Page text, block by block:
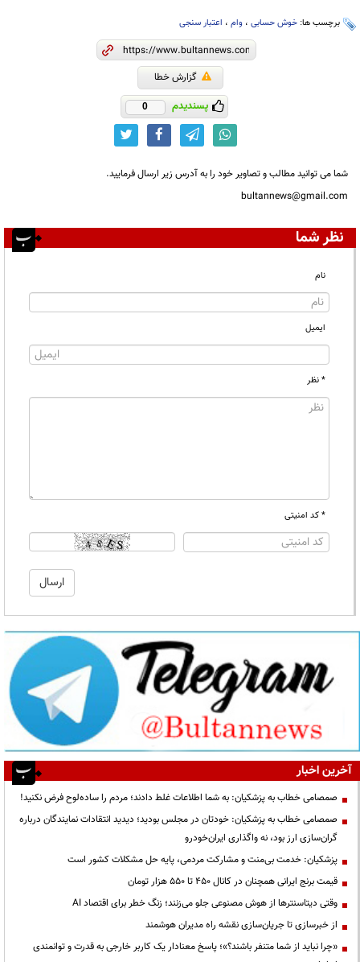
برچسب ها: خوش حسابی ، وام‌ ، اعتبار سنجی
گزارش خطا
پسندیدم 0
شما می توانید مطالب و تصاویر خود را به آدرس زیر ارسال فرمایید.
bultannews@gmail.com
نظر شما
نام
ایمیل
* نظر
* کد امنیتی
آخرین اخبار
صمصامی خطاب به پزشکیان: به شما اطلاعات غلط دادند؛ مردم را ساده‌لوح فرض نکنید!
صمصامی خطاب به پزشکیان: خودتان در مجلس بودید؛ دیدید انتقادات نمایندگان درباره
گران‌سازی ارز بود، نه واگذاری ایران‌خودرو
پزشکیان: خدمت بی‌منت و مشارکت مردمی، پایه حل مشکلات کشور است
قیمت‌ برنج ایرانی همچنان در کانال ۴۵۰ تا ۵۵۰ هزار تومان
وقتی دیتاسنترها از هوش مصنوعی جلو می‌زنند؛ زنگ خطر برای اقتصاد AI
از خبرسازی تا جریان‌سازی نقشه راه مدیران هوشمند
«چرا نباید از شما متنفر باشند؟»؛ پاسخ معنادار یک کاربر خارجی به قدرت و توانمندی